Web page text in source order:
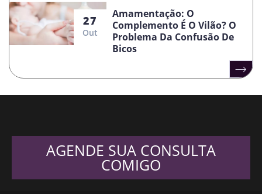
27
Out
Amamentação: O
Complemento É O Vilão? O
Problema Da Confusão De
Bicos
AGENDE SUA CONSULTA
COMIGO